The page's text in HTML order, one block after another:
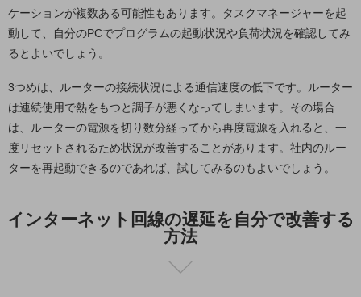
IOT完了済みメーカーブランド製品
料金
料金TOP
ドコモBiz データ無制限 ドコモ MAX ドコモ mini ドコモBiz かけ放題
ケータイプラン
5Gデータプラス
データプラス
ケーションが複数ある可能性もあります。タスクマネージャーを起
動して、自分のPCでプログラムの起動状況や負荷状況を確認してみ
るとよいでしょう。
3つめは、ルーターの接続状況による通信速度の低下です。ルーター
は連続使用で熱をもつと調子が悪くなってしまいます。その場合
は、ルーターの電源を切り数分経ってから再度電源を入れると、一
度リセットされるため状況が改善することがあります。社内のルー
ターを再起動できるのであれば、試してみるのもよいでしょう。
インターネット回線の遅延を自分で改善する
方法